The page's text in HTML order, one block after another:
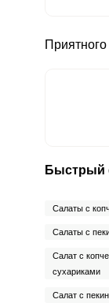
Приятного
Быстрый
Салаты с
Салаты с
Салат с
сухариками
Салат с